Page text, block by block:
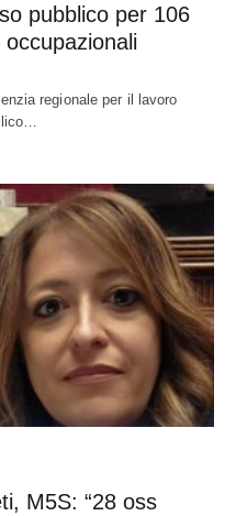
pubblico per 106
regionale per il lavoro
M5S: “28 oss